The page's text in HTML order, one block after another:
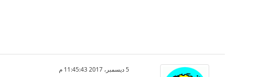
5 ديسمبر، 2017 11:45:43 م